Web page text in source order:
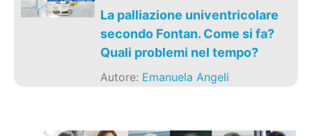
La palliazione univentricolare
secondo Fontan. Come si fa?
Quali problemi nel tempo?
Autore: Emanuela Angeli